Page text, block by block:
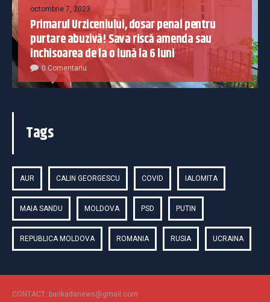
octombrie 7, 2023
Primarul Urziceniului, dosar penal pentru
purtare abuzivă! Sava riscă amenda sau
închisoarea de la o lună la 6 luni
0 Comentariu
Tags
AUR CALIN GEORGESCU COVID IALOMITA
MAIA SANDU MOLDOVA PSD PUTIN
REPUBLICA MOLDOVA ROMANIA RUSIA UCRAINA
CONTACT: barikadanews@gmail.com